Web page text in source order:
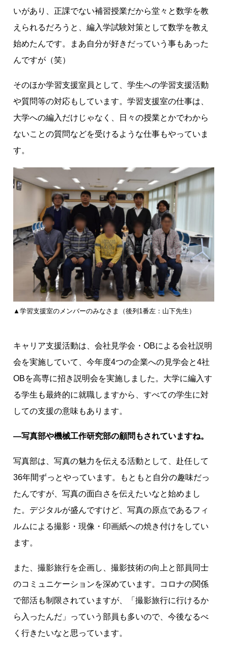
いがあり、正課でない補習授業だから堂々と数学を教
えられるだろうと、編入学試験対策として数学を教え
始めたんです。まあ自分が好きだっていう事もあった
んですが（笑）
そのほか学習支援室員として、学生への学習支援活動
や質問等の対応もしています。学習支援室の仕事は、
大学への編入だけじゃなく、日々の授業とかでわから
ないことの質問などを受けるような仕事もやっていま
す。
▲学習支援室のメンバーのみなさま（後列1番左：山下先生）
キャリア支援活動は、会社見学会・OBによる会社説明
会を実施していて、今年度4つの企業への見学会と4社
OBを高専に招き説明会を実施しました。大学に編入す
る学生も最終的に就職しますから、すべての学生に対
しての支援の意味もあります。
―写真部や機械工作研究部の顧問もされていますね。
写真部は、写真の魅力を伝える活動として、赴任して
36年間ずっとやっています。もともと自分の趣味だっ
たんですが、写真の面白さを伝えたいなと始めまし
た。デジタルが盛んですけど、写真の原点であるフィ
ルムによる撮影・現像・印画紙への焼き付けをしてい
ます。
また、撮影旅行を企画し、撮影技術の向上と部員同士
のコミュニケーションを深めています。コロナの関係
で部活も制限されていますが、「撮影旅行に行けるか
ら入ったんだ」っていう部員も多いので、今後なるべ
く行きたいなと思っています。